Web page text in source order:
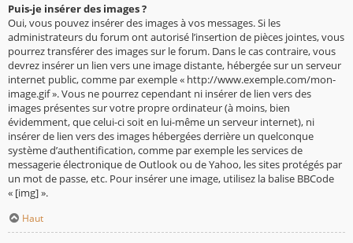
Puis-je insérer des images ?
Oui, vous pouvez insérer des images à vos messages. Si les
administrateurs du forum ont autorisé l’insertion de pièces jointes, vous
pourrez transférer des images sur le forum. Dans le cas contraire, vous
devrez insérer un lien vers une image distante, hébergée sur un serveur
internet public, comme par exemple « http://www.exemple.com/mon-
image.gif ». Vous ne pourrez cependant ni insérer de lien vers des
images présentes sur votre propre ordinateur (à moins, bien
évidemment, que celui-ci soit en lui-même un serveur internet), ni
insérer de lien vers des images hébergées derrière un quelconque
système d’authentification, comme par exemple les services de
messagerie électronique de Outlook ou de Yahoo, les sites protégés par
un mot de passe, etc. Pour insérer une image, utilisez la balise BBCode
« [img] ».
Haut